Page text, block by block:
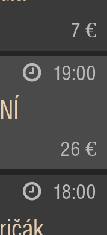
7 €
19:00
26 €
18:00